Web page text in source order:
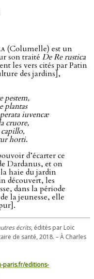
(Columelle) est un
son traité De Re rustica
les vers cités par Patin
des jardins],
pestem,
plantas
iuvencæ
cruore,
capillo,
horti.
d’écarter ce
Dardanus, et on
haie du jardin
découvert, les
dans la période
la jeunesse, elle
écrits, édités par Loïc
de santé, 2018. – À Charles
paris.fr/editions-